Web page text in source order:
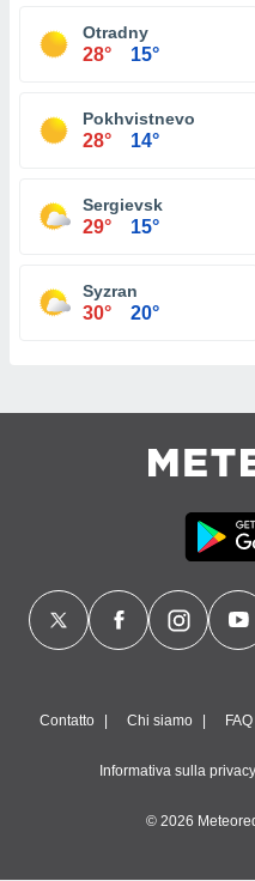
Otradny
28° 15°
Pokhvistnevo
28° 14°
Sergievsk
29° 15°
Syzran
30° 20°
Contatto Chi siamo FAQ
Informativa sulla privacy
© 2026